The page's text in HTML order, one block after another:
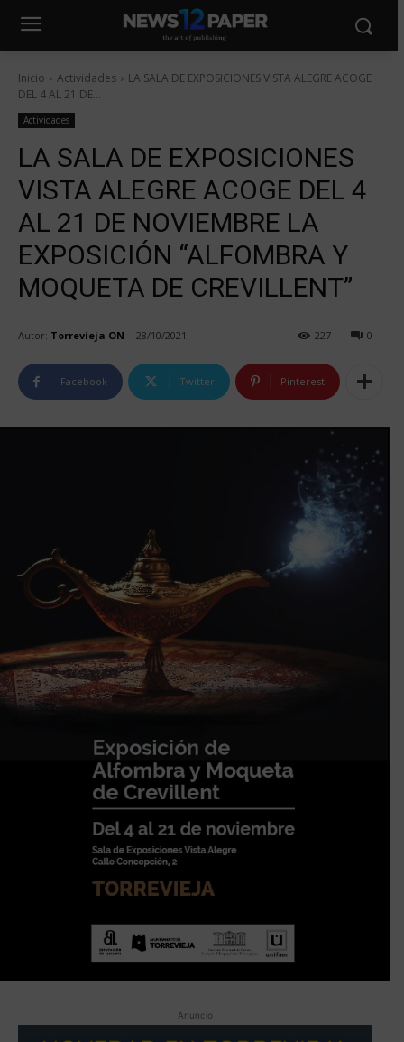
Inicio Actividades
LA SALA DE EXPOSICIONES VISTA ALEGRE ACOGE
DEL 4 AL 21 DE...
Actividades
LA SALA DE EXPOSICIONES
VISTA ALEGRE ACOGE DEL 4
AL 21 DE NOVIEMBRE LA
EXPOSICIÓN “ALFOMBRA Y
MOQUETA DE CREVILLENT”
Autor: Torrevieja ON 28/10/2021 0
227
Facebook Twitter Pinterest
Anuncio